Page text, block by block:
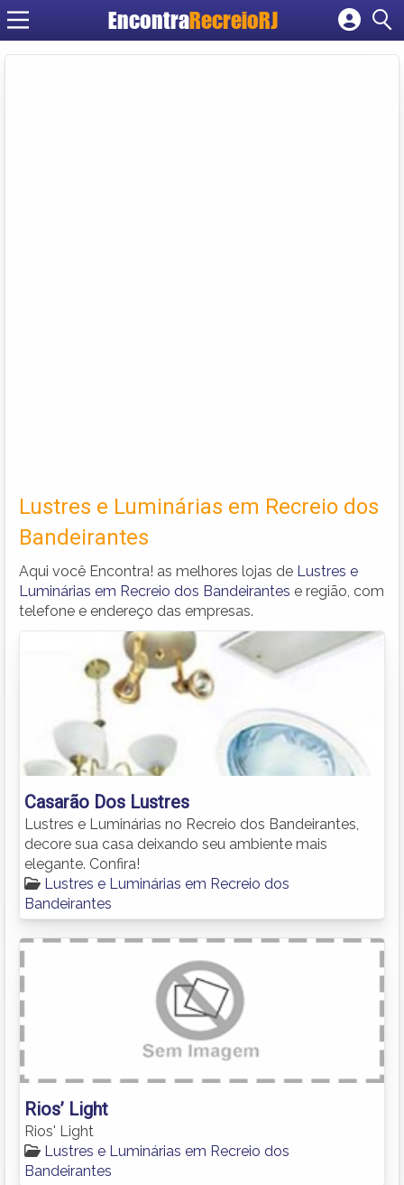
EncontraRecreioRJ
Cadastrar empresa
Lustres e Luminárias em Recreio dos
Bandeirantes
Aqui você Encontra! as melhores lojas de Lustres e
Luminárias em Recreio dos Bandeirantes e região, com
telefone e endereço das empresas.
Casarão Dos Lustres
Lustres e Luminárias no Recreio dos Bandeirantes,
decore sua casa deixando seu ambiente mais
elegante. Confira!
Lustres e Luminárias em Recreio dos
Bandeirantes
Rios’ Light
Rios' Light
Lustres e Luminárias em Recreio dos
Bandeirantes